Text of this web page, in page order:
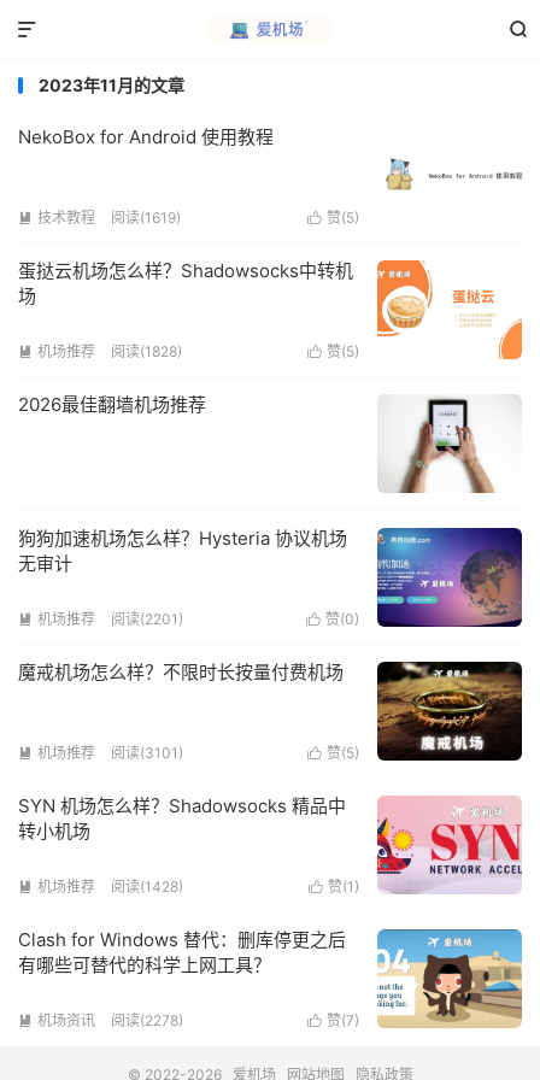


2023年11月的文章
NekoBox for Android 使用教程
 赞(5)
 技术教程 阅读(1619)
蛋挞云机场怎么样？Shadowsocks中转机
场
 赞(5)
 机场推荐 阅读(1828)
2026最佳翻墙机场推荐
狗狗加速机场怎么样？Hysteria 协议机场
无审计
 赞(0)
 机场推荐 阅读(2201)
魔戒机场怎么样？不限时长按量付费机场
 赞(5)
 机场推荐 阅读(3101)
SYN 机场怎么样？Shadowsocks 精品中
转小机场
 赞(1 )
 机场推荐 阅读(1428)
Clash for Windows 替代：删库停更之后
有哪些可替代的科学上网工具？
 赞(7)
 机场资讯 阅读(2278)
© 2022-2026 爱机场 网站地图 隐私政策